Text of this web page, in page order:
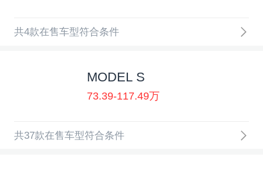
共4款在售车型符合条件
MODEL S
73.39-117.49万
共37款在售车型符合条件